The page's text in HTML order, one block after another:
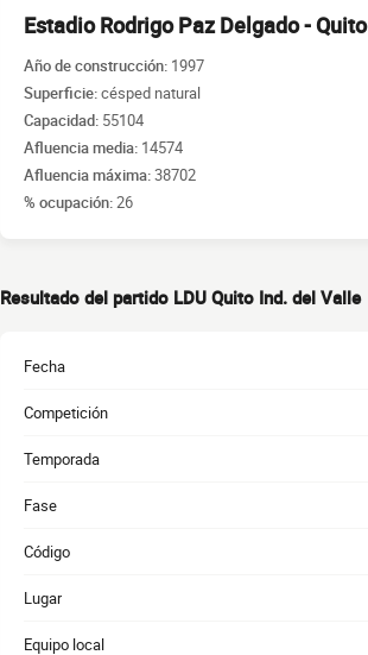
Estadio Rodrigo Paz Delgado - Quito
Año de construcción: 1997
Superficie:césped natural
Capacidad: 55104
Afluencia media: 14574
Afluencia máxima:38702
% ocupación:26
Resultado del partido LDU Quito Ind. del Valle
Fecha
Competición
Temporada
Fase
Código
Lugar
Equipo local